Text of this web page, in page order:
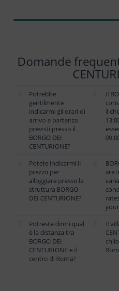
Domande
Potrebbe
gentilmente
indicarmi gli orari di
arrivo e partenza
previsti presso il
BORGO DEI
CENTURIONE?
Il
il
Potete indicarmi il
prezzo per
alloggiare presso la
struttura BORGO
DEI CENTURIONE?
are
Potreste dirmi qual
è la distanza tra
BORGO DEI
CENTURIONE e il
centro di Roma?
Il